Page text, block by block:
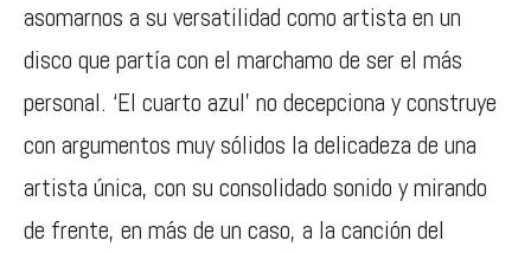
asomarnos a su versatilidad como artista en un
disco que partía con el marchamo de ser el más
personal. ‘El cuarto azul’ no decepciona y construye
con argumentos muy sólidos la delicadeza de una
artista única, con su consolidado sonido y mirando
de frente, en más de un caso, a la canción del